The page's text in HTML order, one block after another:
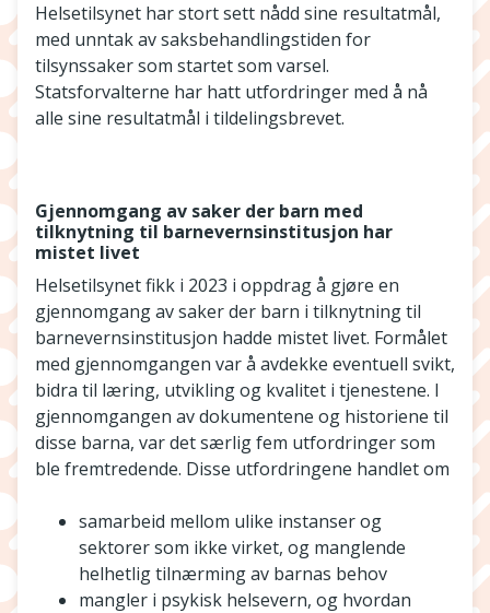
Helsetilsynet har stort sett nådd sine resultatmål,
med unntak av saksbehandlingstiden for
tilsynssaker som startet som varsel.
Statsforvalterne har hatt utfordringer med å nå
alle sine resultatmål i tildelingsbrevet.
Gjennomgang av saker der barn med
tilknytning til barnevernsinstitusjon har
mistet livet
Helsetilsynet fikk i 2023 i oppdrag å gjøre en
gjennomgang av saker der barn i tilknytning til
barnevernsinstitusjon hadde mistet livet. Formålet
med gjennomgangen var å avdekke eventuell svikt,
bidra til læring, utvikling og kvalitet i tjenestene. I
gjennomgangen av dokumentene og historiene til
disse barna, var det særlig fem utfordringer som
ble fremtredende. Disse utfordringene handlet om
samarbeid mellom ulike instanser og
sektorer som ikke virket, og manglende
helhetlig tilnærming av barnas behov
mangler i psykisk helsevern, og hvordan